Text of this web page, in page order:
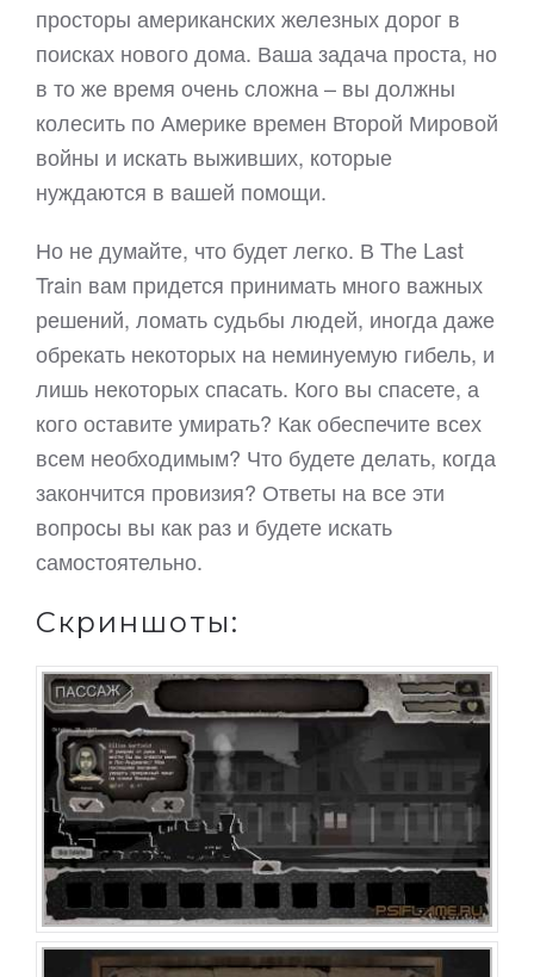
просторы американских железных дорог в
поисках нового дома. Ваша задача проста, но
в то же время очень сложна – вы должны
колесить по Америке времен Второй Мировой
войны и искать выживших, которые
нуждаются в вашей помощи.
Но не думайте, что будет легко. В The Last
Train вам придется принимать много важных
решений, ломать судьбы людей, иногда даже
обрекать некоторых на неминуемую гибель, и
лишь некоторых спасать. Кого вы спасете, а
кого оставите умирать? Как обеспечите всех
всем необходимым? Что будете делать, когда
закончится провизия? Ответы на все эти
вопросы вы как раз и будете искать
самостоятельно.
Скриншоты: